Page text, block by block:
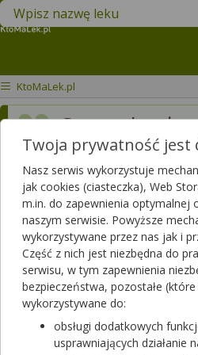
Znajdź lek w swojej okolicy
KtoMaLek.pl
Czy można
Dotyczy:Kobieta, 52 lata
Odpowiedzi farmaceutów
Dzień dobry. Proszę o
2025-06-11
mgr farm Jan
Twoja prywatność jest
Nasz serwis wykorzystuje
jak cookies (ciasteczka), Web
m.in. do zapewnienia optymalnej
naszym serwisie. Powyższe
wykorzystywane przez nas jak i
Część z nich jest niezbędna do
serwisu, w tym zapewnienia
bezpieczeństwa, pozostałe
wykorzystywane do:
obsługi dodatkowych
usprawniających działanie